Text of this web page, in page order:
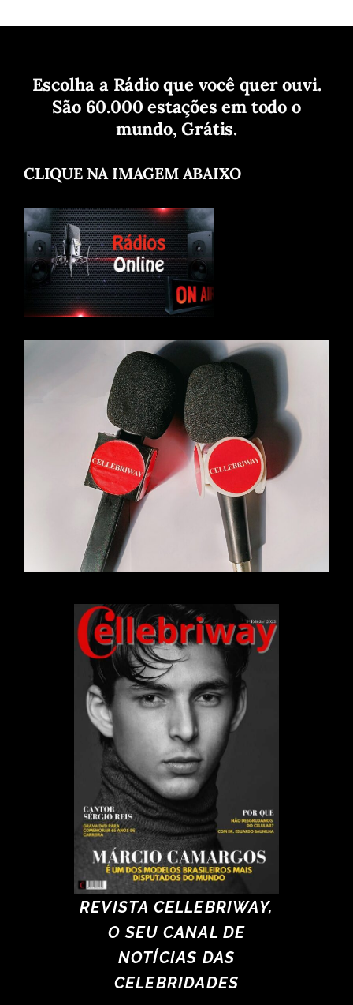
Escolha a Rádio que você quer ouvi.
São 60.000 estações em todo o
mundo, Grátis.
CLIQUE NA IMAGEM ABAIXO
REVISTA CELLEBRIWAY,
O SEU CANAL DE
NOTÍCIAS DAS
CELEBRIDADES